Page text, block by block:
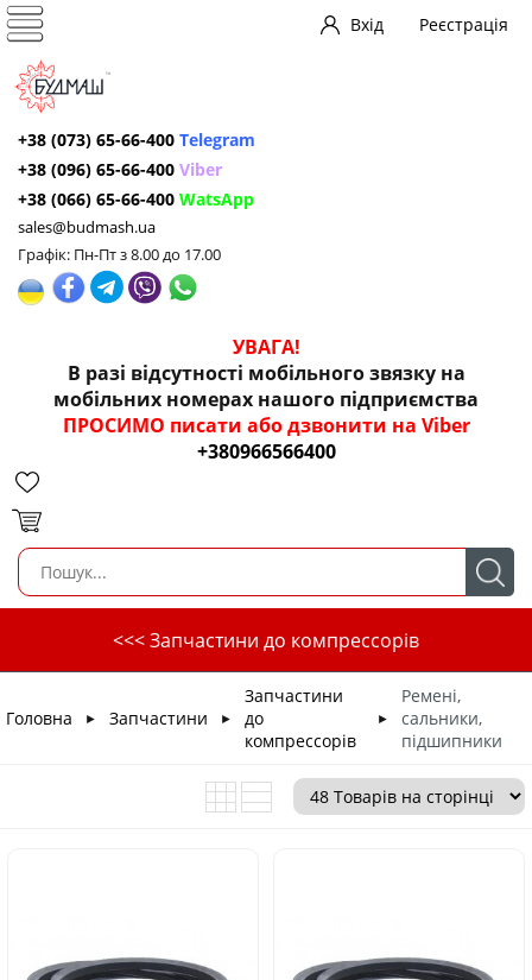
Вхід Реєстрація
+38 (073) 65-66-400 Telegram
+38 (096) 65-66-400 Viber
+38 (066) 65-66-400 WatsApp
sales@budmash.ua
Графік: Пн-Пт з 8.00 до 17.00
УВАГА!
В разі відсутності мобільного звязку на
мобільних номерах нашого підприємства
ПРОСИМО писати або дзвонити на Viber
+380966566400
<<< Запчастини до компрессорів
Головна ► Запчастини ►
Запчастини
до
компрессорів
►
Ремені,
сальники,
підшипники